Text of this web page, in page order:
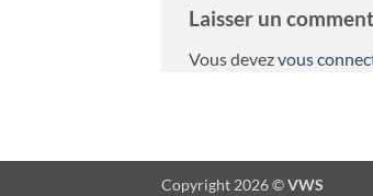
Laisser un
Vous devezvous
Copyright 2026 ©VWS